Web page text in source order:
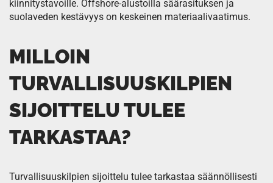
kiinnitystavoille. Offshore-alustoilla säärasituksen ja
suolaveden kestävyys on keskeinen materiaalivaatimus.
MILLOIN
TURVALLISUUSKILPIEN
SIJOITTELU TULEE
TARKASTAA?
Turvallisuuskilpien sijoittelu tulee tarkastaa säännöllisesti